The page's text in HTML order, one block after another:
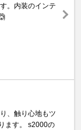
。内装のインテ
、触り心地もツ
ます。 s2000の